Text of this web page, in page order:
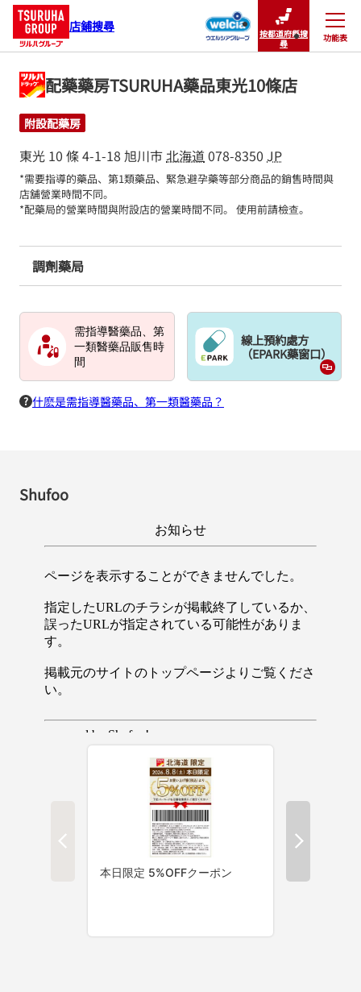
店鋪搜尋
按都道府縣搜
尋
功能表
關閉
配藥藥房TSURUHA藥品東光10條店
附設配藥房
東光 10 條 4-1-18 旭川市北海道 078-8350 JP
*需要指導的藥品、第1類藥品、緊急避孕藥等部分商品的銷售時間與
店舖營業時間不同。
*配藥局的營業時間與附設店的營業時間不同。 使用前請檢查。
調劑藥局
需指導醫藥品、第
一類醫藥品販售時
間
線上預約處方
（EPARK藥窗口）
什麽是需指導醫藥品、第一類醫藥品？
Shufoo